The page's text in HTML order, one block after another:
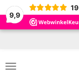
9,9
19